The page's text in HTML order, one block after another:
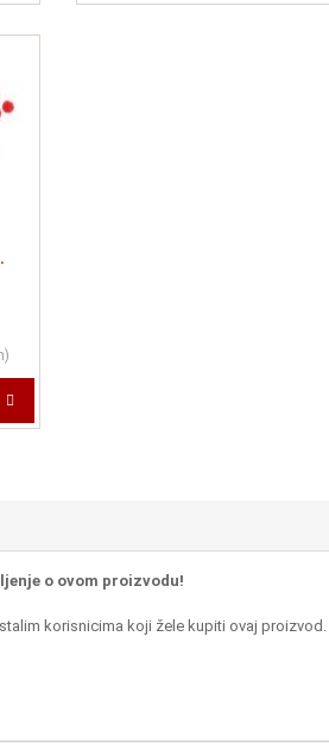
)
o ovom proizvodu!
korisnicima koji žele kupiti ovaj proizvod.